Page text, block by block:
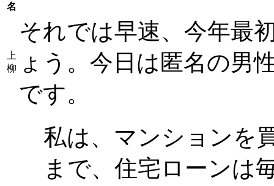
名
上
柳
それでは早速、今年最
ょう。今日は匿名の男
です。
私は、マンションを
まで、住宅ローンは